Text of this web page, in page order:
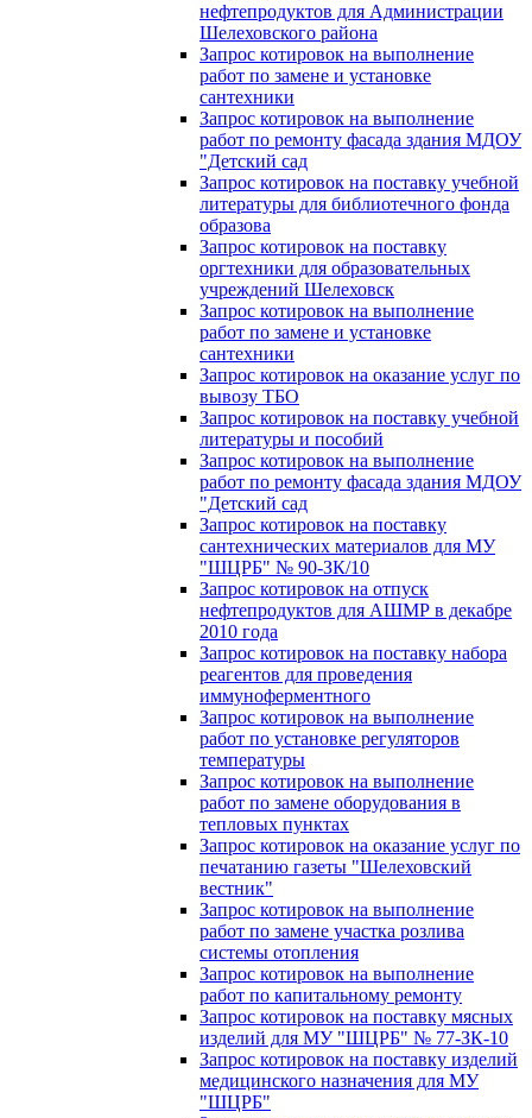
нефтепродуктов для Администрации
Шелеховского района
Запрос котировок на выполнение
работ по замене и установке
сантехники
Запрос котировок на выполнение
работ по ремонту фасада здания МДОУ
"Детский сад
Запрос котировок на поставку учебной
литературы для библиотечного фонда
образова
Запрос котировок на поставку
оргтехники для образовательных
учреждений Шелеховск
Запрос котировок на выполнение
работ по замене и установке
сантехники
Запрос котировок на оказание услуг по
вывозу ТБО
Запрос котировок на поставку учебной
литературы и пособий
Запрос котировок на выполнение
работ по ремонту фасада здания МДОУ
"Детский сад
Запрос котировок на поставку
сантехнических материалов для МУ
"ШЦРБ" № 90-ЗК/10
Запрос котировок на отпуск
нефтепродуктов для АШМР в декабре
2010 года
Запрос котировок на поставку набора
реагентов для проведения
иммуноферментного
Запрос котировок на выполнение
работ по установке регуляторов
температуры
Запрос котировок на выполнение
работ по замене оборудования в
тепловых пунктах
Запрос котировок на оказание услуг по
печатанию газеты "Шелеховский
вестник"
Запрос котировок на выполнение
работ по замене участка розлива
системы отопления
Запрос котировок на выполнение
работ по капитальному ремонту
Запрос котировок на поставку мясных
изделий для МУ "ШЦРБ" № 77-ЗК-10
Запрос котировок на поставку изделий
медицинского назначения для МУ
"ШЦРБ"